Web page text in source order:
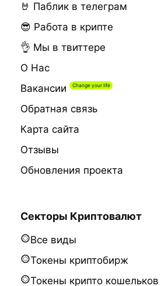
🤘 Паблик в телеграм
😎 Работа в крипте
👌 Мы в твиттере
О Нас
Вакансии
Обратная связь
Карта сайта
Отзывы
Обновления проекта
Секторы Криптовалют
Все виды
Токены криптобирж
Токены крипто кошельков